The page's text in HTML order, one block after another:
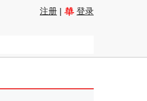
注册 | 登录